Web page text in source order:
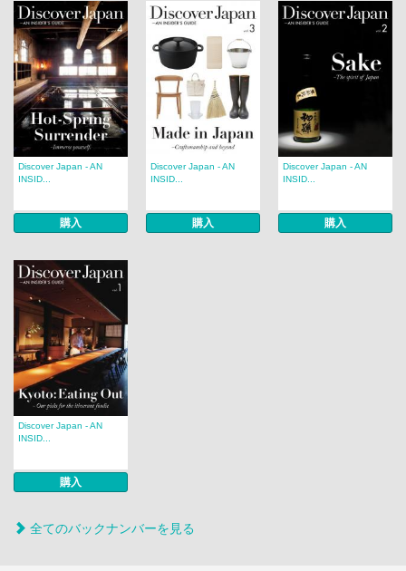
Discover Japan - AN
INSID...
購入
Discover Japan - AN
INSID...
購入
Discover Japan - AN
INSID...
購入
Discover Japan - AN
INSID...
購入
全てのバックナンバーを見る